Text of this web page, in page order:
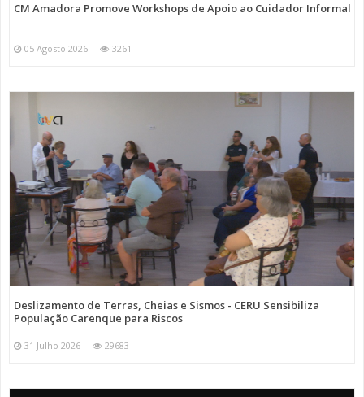
CM Amadora Promove Workshops de Apoio ao Cuidador Informal
05 Agosto 2026 3261
Deslizamento de Terras, Cheias e Sismos - CERU Sensibiliza
População Carenque para Riscos
31 Julho 2026 29683